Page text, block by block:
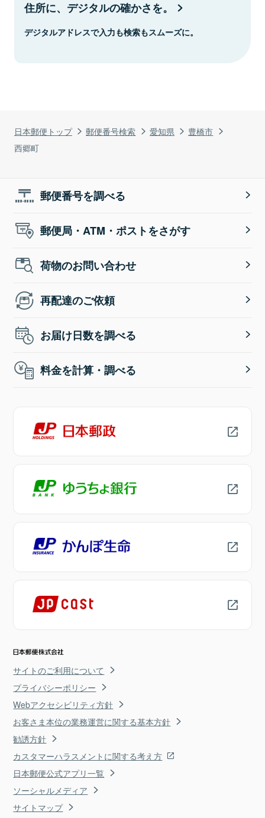
日本郵便トップ 郵便番号検索 愛知県
豊橋市
西郷町
住所に、デジタルの確かさを。
デジタルアドレスで入力も検索もスムーズに。
郵便番号を調べる
郵便局・ATM・ポストをさがす
荷物のお問い合わせ
再配達のご依頼
お届け日数を調べる
料金を計算・調べる
サイトのご利用について
プライバシーポリシー
Webアクセシビリティ方針
お客さま本位の業務運営に関する基本方針
勧誘方針
カスタマーハラスメントに関する考え方
日本郵便公式アプリ一覧
ソーシャルメディア
サイトマップ